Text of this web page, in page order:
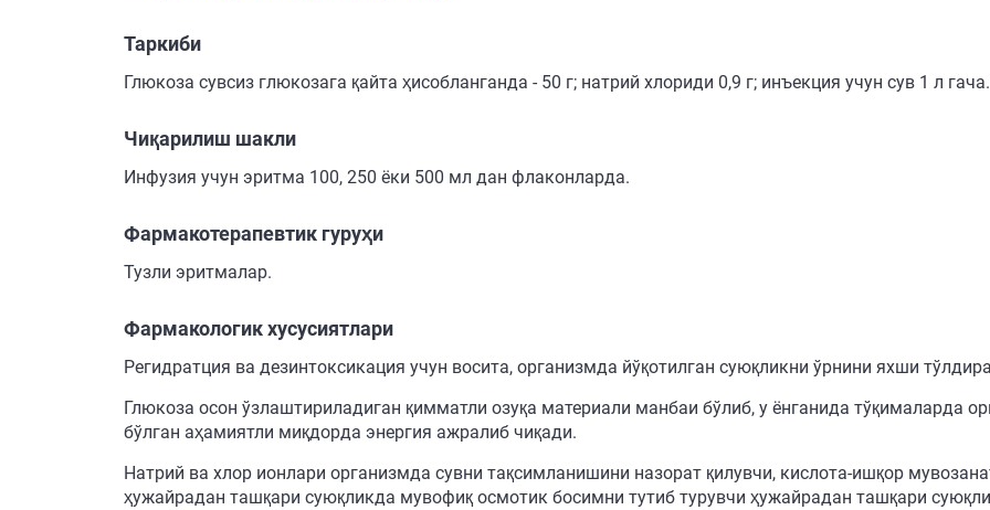
Таркиби
Глюкоза сувсиз глюкозага қайта ҳисобланганда - 50 г; натрий хлориди 0,9 г; инъекция учун сув 1 л гача.
Чиқарилиш шакли
Инфузия учун эритма 100, 250 ёки 500 мл дан флаконларда.
Фармакотерапевтик гуруҳи
Тузли эритмалар.
Фармакологик хусусиятлари
Регидратция ва дезинтоксикация учун восита, организмда йўқотилган суюқликни ўрнини яхши
Глюкоза осон ўзлаштириладиган қимматли озуқа материали манбаи бўлиб, у ёнганида тўқималарда
бўлган аҳамиятли миқдорда энергия ажралиб чиқади.
Натрий ва хлор ионлари организмда сувни тақсимланишини назорат қилувчи, кислота-ишқор
ҳужайрадан ташқари суюқликда мувофиқ осмотик босимни тутиб турувчи ҳужайрадан ташқари